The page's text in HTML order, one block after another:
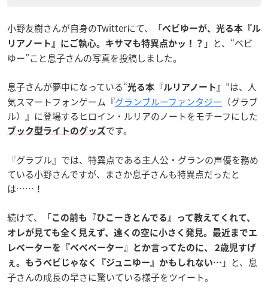
小野友樹さんが自身のTwitterにて、「ベビゆーが、光る本『ル
リアノート』にご執心。キサマも特異点かッ！？ 」と、“ベビ
ゆー”こと息子さんの写真を投稿しました。
息子さんが夢中になっている“光る本『ルリアノート』 ”は、人
気スマートフォンゲーム『グランブルーファンタジー （グラブ
ル）』に登場するヒロイン・ルリアのノートをモチーフにした
ブック型ライトのグッズです。
『グラブル』では、特異点である主人公・グランの声優を務め
ている小野さんですが、まさか息子さんも特異点だったと
は……！
続けて、「この前も『ひこーきとんでる』って教えてくれて、
オレが見ても全く見えず、遠くの空に小さく発見。最近までエ
レベーターを『ベベベーター』とか言ってたのに、 2歳児すげ
ぇ。もうベビじゃなく『ジュニゆー』かもしれない… 」と、息
子さんの成長の早さに驚いている様子をツイート。